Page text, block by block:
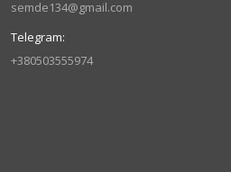
semde134@gmail.com
+380503555974